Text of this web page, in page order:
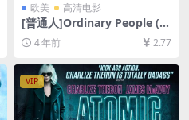
欧美 高清电影
[普通人]Ordinary People (1
980)[百度网盘+迅雷云盘资源
1080P超清未删减][MP4/8G
B][中文字幕]
4 年前 2.77
VIP